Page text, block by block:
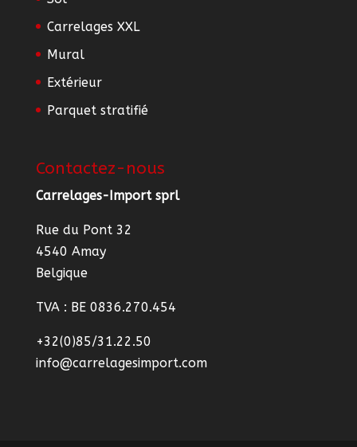
Carrelages XXL
Mural
Extérieur
Parquet stratifié
Contactez-nous
Carrelages-Import sprl
Rue du Pont 32
4540 Amay
Belgique
TVA : BE 0836.270.454
+32(0)85/31.22.50
info@carrelagesimport.com